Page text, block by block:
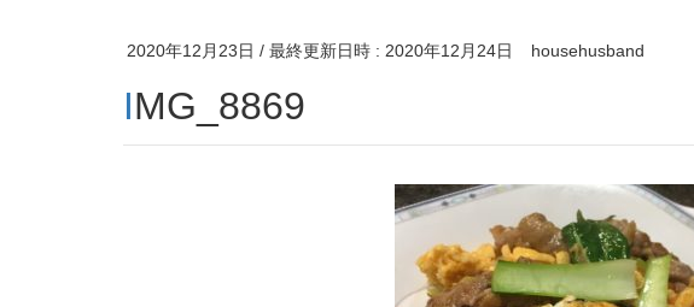
2020年12月23日 / 最終更新日時 : 2020年12月24日 househusband
IMG_8869